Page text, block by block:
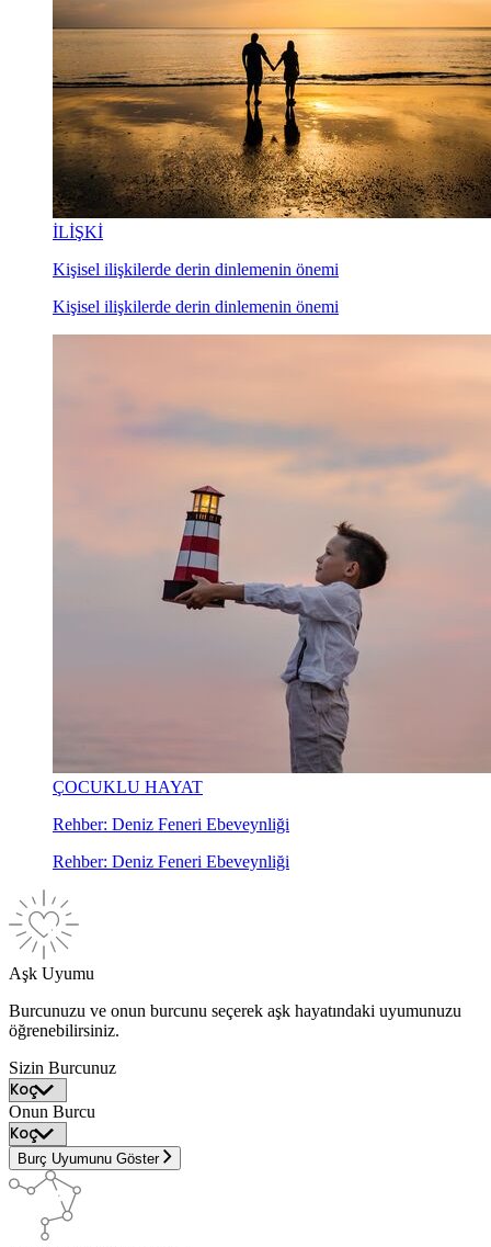
İLİŞKİ
Kişisel ilişkilerde derin dinlemenin önemi
Kişisel ilişkilerde derin dinlemenin önemi
ÇOCUKLU HAYAT
Rehber: Deniz Feneri Ebeveynliği
Rehber: Deniz Feneri Ebeveynliği
Aşk Uyumu
Burcunuzu ve onun burcunu seçerek aşk hayatındaki uyumunuzu
öğrenebilirsiniz.
Sizin Burcunuz
Onun Burcu
Burç Uyumunu Göster